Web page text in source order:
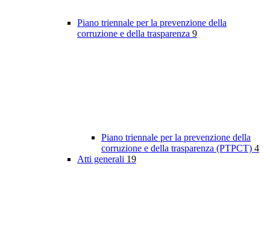
Piano triennale per la prevenzione della
corruzione e della trasparenza 9
Piano triennale per la prevenzione della
corruzione e della trasparenza (PTPCT) 4
Atti generali 19